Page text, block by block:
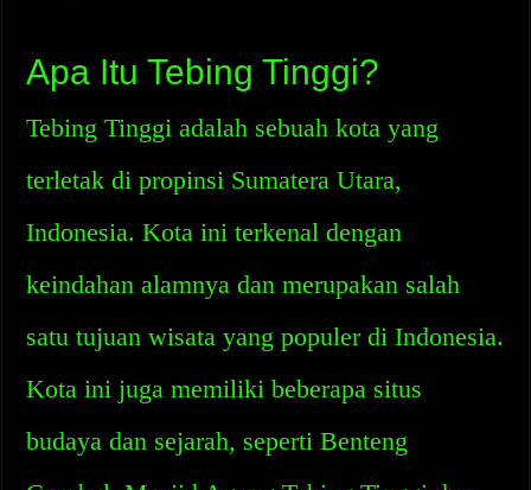
Apa Itu Tebing Tinggi?
Tebing Tinggi adalah sebuah kota yang
terletak di propinsi Sumatera Utara,
Indonesia. Kota ini terkenal dengan
keindahan alamnya dan merupakan salah
satu tujuan wisata yang populer di Indonesia.
Kota ini juga memiliki beberapa situs
budaya dan sejarah, seperti Benteng